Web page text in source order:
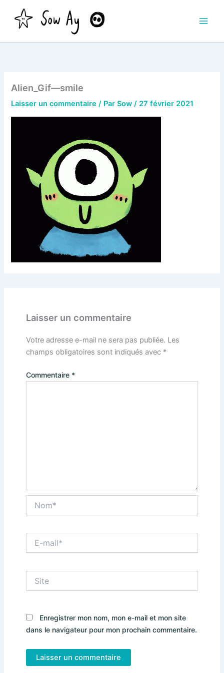
contenu
Alien_Gif—smile
Laisser un commentaire / ParSow/ 27 février 2021
Laisser un commentaire
Votre adresse e-mail ne sera pas publiée. Les
champs obligatoires sont indiqués avec *
Commentaire *
mail*
Enregistrer mon nom, mon e-mail et mon site
dans le navigateur pour mon prochain commentaire.